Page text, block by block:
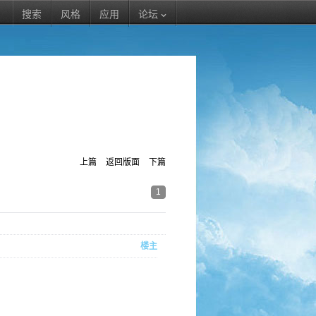
论坛
应用
风格
搜索
上篇 返回版面 下篇
1
楼主